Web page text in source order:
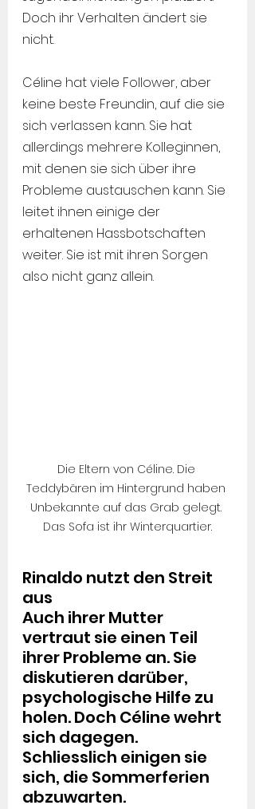
Doch ihr Verhalten ändert sie
nicht.
Céline hat viele Follower, aber
keine beste Freundin, auf die sie
sich verlassen kann. Sie hat
allerdings mehrere Kolleginnen,
mit denen sie sich über ihre
Probleme austauschen kann. Sie
leitet ihnen einige der
erhaltenen Hassbotschaften
weiter. Sie ist mit ihren Sorgen
also nicht ganz allein.
Die Eltern von Céline. Die
Teddybären im Hintergrund haben
Unbekannte auf das Grab gelegt.
Das Sofa ist ihr Winterquartier.
Rinaldo nutzt den Streit
aus
Auch ihrer Mutter
vertraut sie einen Teil
ihrer Probleme an. Sie
diskutieren darüber,
psychologische Hilfe zu
holen. Doch Céline wehrt
sich dagegen.
Schliesslich einigen sie
sich, die Sommerferien
abzuwarten.